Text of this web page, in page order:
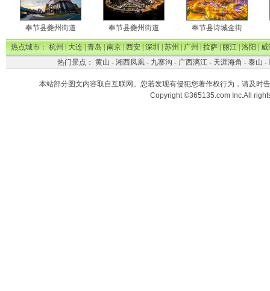
奉节县夔州街道 奉节县夔州街道 奉节县诗城金街
热点城市：杭州|大连|青岛|南京|西安|深圳|苏州|广州|拉萨|丽江|洛阳|威
热门景点： 黄山 - 湘西凤凰- 九寨沟 - 广西漓江- 天涯海角 - 泰山 -
本站部分图文内容取自互联网。您若发现有侵犯您著作权行为，请及时
Copyright ©365135.com Inc.All